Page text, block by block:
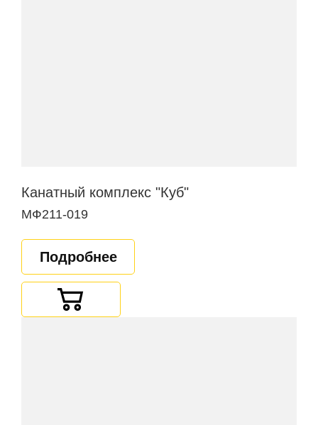
Канатный комплекс "Куб"
МФ211-019
Подробнее